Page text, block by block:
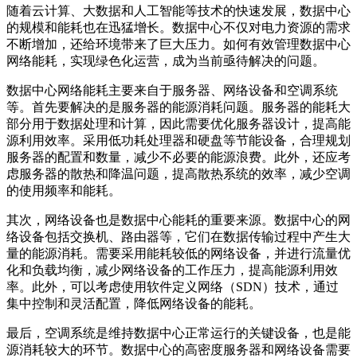
随着云计算、大数据和人工智能等技术的快速发展，数据中心
的规模和能耗也在迅猛增长。数据中心不仅对电力资源的需求
不断增加，还给环境带来了巨大压力。如何有效管理数据中心
网络能耗，实现绿色化运营，成为当前亟待解决的问题。
数据中心网络能耗主要来自于服务器、网络设备和空调系统
等。首先要解决的是服务器的能源消耗问题。服务器的能耗大
部分用于数据处理和计算，因此需要优化服务器设计，提高能
源利用效率。采用低功耗处理器和硬盘等节能设备，合理规划
服务器的配置和数量，减少不必要的能源浪费。此外，还应考
虑服务器的散热和降温问题，提高散热系统的效率，减少空调
的使用频率和能耗。
其次，网络设备也是数据中心能耗的重要来源。数据中心的网
络设备包括交换机、路由器等，它们在数据传输过程中产生大
量的能源消耗。需要采用能耗较低的网络设备，并进行流量优
化和负载均衡，减少网络设备的工作压力，提高能源利用效
率。此外，可以考虑使用软件定义网络（SDN）技术，通过
集中控制和灵活配置，降低网络设备的能耗。
最后，空调系统是维持数据中心正常运行的关键设备，也是能
源消耗较大的环节。数据中心的高密度服务器和网络设备需要